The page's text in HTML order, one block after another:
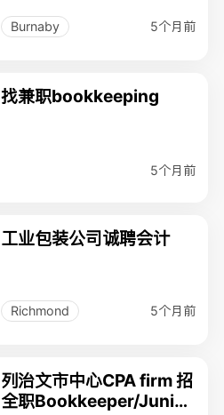
Burnaby 5个月前
找兼职bookkeeping
5个月前
工业包装公司诚聘会计
Richmond 5个月前
列治文市中心CPA firm 招
全职Bookkeeper/Junior